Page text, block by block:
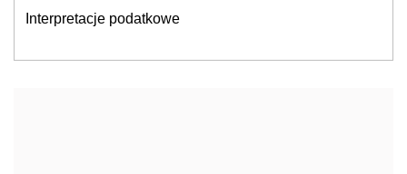
Interpretacje podatkowe